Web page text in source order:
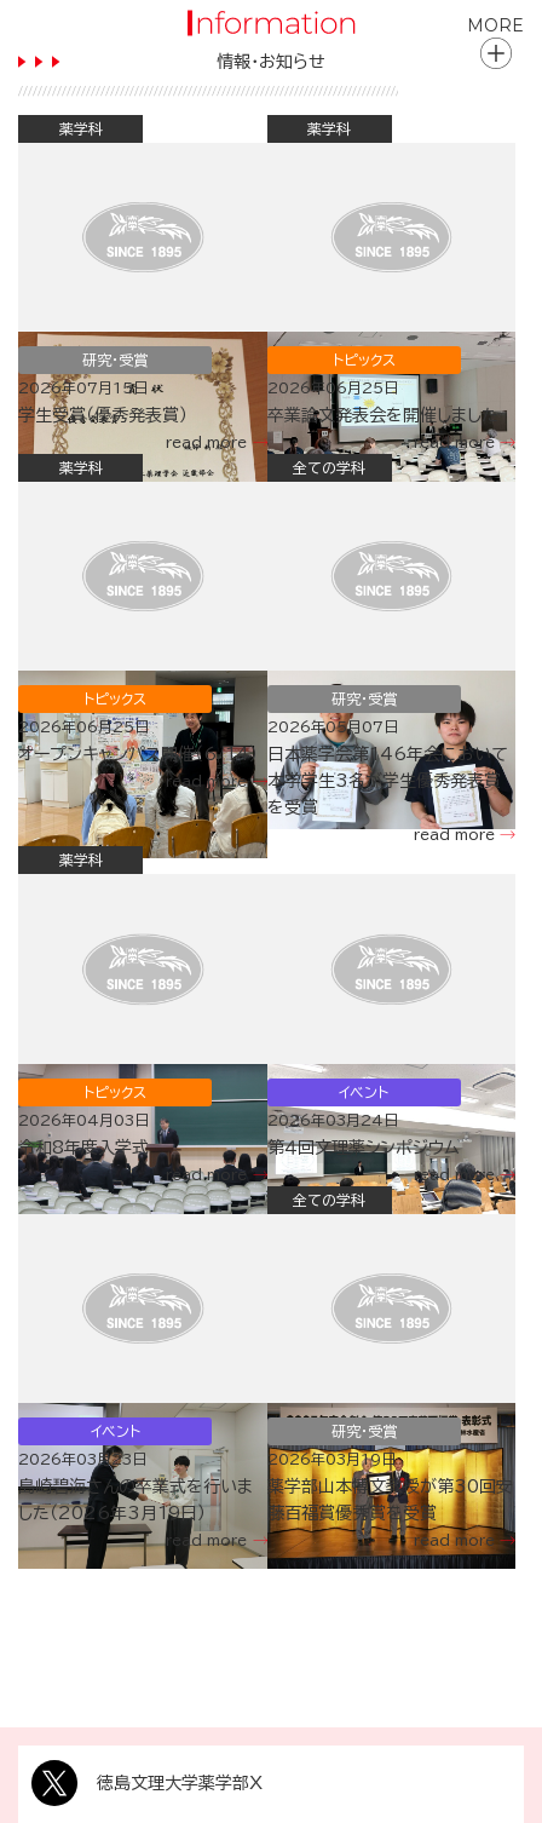
情報・お知らせ
MORE
薬学科
研究・受賞
2026年07月15日
学生受賞（優秀発表賞）
read more
薬学科
トピックス
2026年06月25日
卒業論文発表会を開催しました
read more
薬学科
トピックス
2026年06月25日
オープンキャンパス開催（6/14）
read more
全ての学科
研究・受賞
2026年05月07日
日本薬学会第146年会において
本学学生3名が学生優秀発表賞
を受賞
read more
薬学科
トピックス
2026年04月03日
令和8年度入学式
read more
イベント
2026年03月24日
第４回文理薬シンポジウム
read more
イベント
2026年03月23日
島崎碧海さんの卒業式を行いま
した（2026年3月19日）
read more
全ての学科
研究・受賞
2026年03月19日
薬学部山本博文教授が第30回安
藤百福賞優秀賞を受賞
read more
徳島文理大学薬学部X